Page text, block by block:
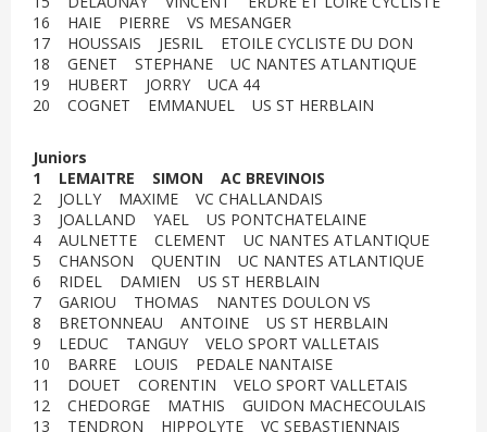
16 HAIE PIERRE VS MESANGER
17 HOUSSAIS JESRIL ETOILE CYCLISTE DU DON
18 GENET STEPHANE UC NANTES ATLANTIQUE
19 HUBERT JORRY UCA 44
20 COGNET EMMANUEL US ST HERBLAIN
Juniors
1 LEMAITRE SIMON AC BREVINOIS
2 JOLLY MAXIME VC CHALLANDAIS
3 JOALLAND YAEL US PONTCHATELAINE
4 AULNETTE CLEMENT UC NANTES ATLANTIQUE
5 CHANSON QUENTIN UC NANTES ATLANTIQUE
6 RIDEL DAMIEN US ST HERBLAIN
7 GARIOU THOMAS NANTES DOULON VS
8 BRETONNEAU ANTOINE US ST HERBLAIN
9 LEDUC TANGUY VELO SPORT VALLETAIS
10 BARRE LOUIS PEDALE NANTAISE
11 DOUET CORENTIN VELO SPORT VALLETAIS
12 CHEDORGE MATHIS GUIDON MACHECOULAIS
13 TENDRON HIPPOLYTE VC SEBASTIENNAIS